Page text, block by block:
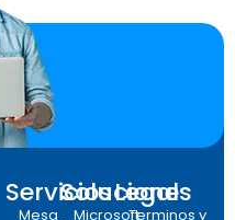
Servicios
Mesa
Soluciones
Microsoft
Legal
Terminos y